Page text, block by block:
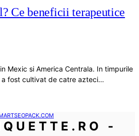
Ce beneficii terapeutice
Mexic si America Centrala. In timpurile
a fost cultivat de catre azteci…